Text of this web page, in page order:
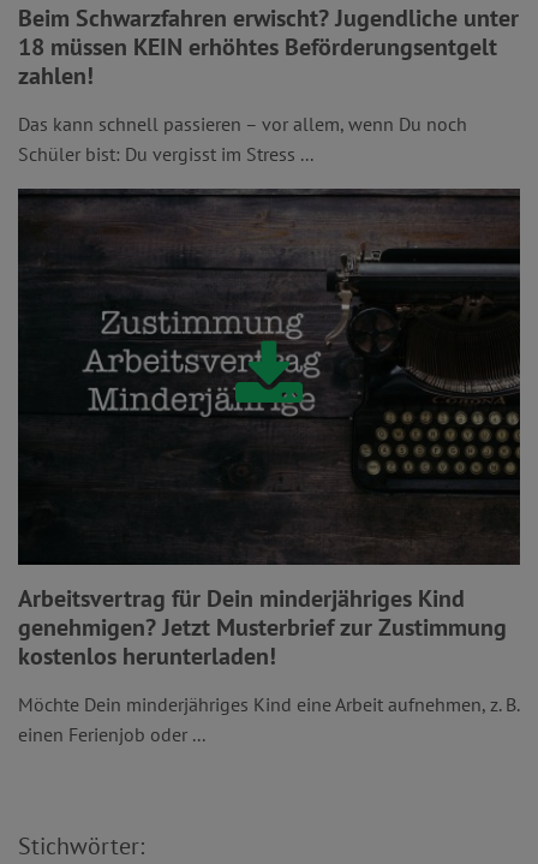
Beim Schwarzfahren erwischt? Jugendliche unter
18 müssen KEIN erhöhtes Beförderungsentgelt
zahlen!
Das kann schnell passieren – vor allem, wenn Du noch
Schüler bist: Du vergisst im Stress ...
Arbeitsvertrag für Dein minderjähriges Kind
genehmigen? Jetzt Musterbrief zur Zustimmung
kostenlos herunterladen!
Möchte Dein minderjähriges Kind eine Arbeit aufnehmen, z. B.
einen Ferienjob oder ...
Stichwörter: